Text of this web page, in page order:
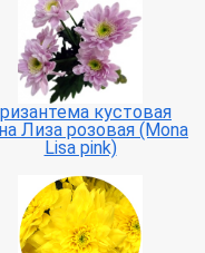
кустовая
Лиза розовая (Mona
Lisa pink)